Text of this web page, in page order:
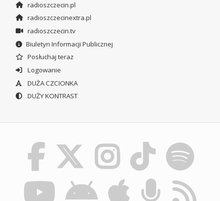
radioszczecin.pl
radioszczecinextra.pl
radioszczecin.tv
Biuletyn Informacji Publicznej
Posłuchaj teraz
Logowanie
DUŻA CZCIONKA
DUŻY KONTRAST